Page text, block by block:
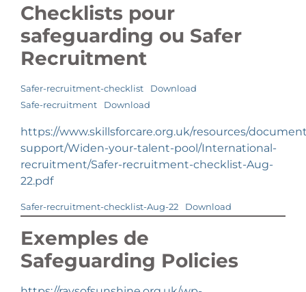
Checklists pour
safeguarding ou Safer
Recruitment
Safer-recruitment-checklist
Download
Safe-recruitment
Download
https://www.skillsforcare.org.uk/resources/
support/Widen-your-talent-pool/International-
recruitment/Safer-recruitment-checklist-Aug-
22.pdf
Safer-recruitment-checklist-Aug-22 Download
Exemples de
Safeguarding Policies